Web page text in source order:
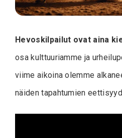
Hevoskilpailut ovat aina
osa kulttuuriamme ja
viime aikoina olemme
näiden tapahtumien